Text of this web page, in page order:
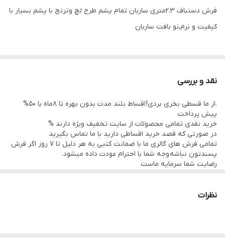
فرش دستباف 2.3متری ساربان تمام پشم طرح لچ وترنج با پشم بسیار با
کیفیت و نرم,نو بافت ساربان
نقد و بررسی
.از ما قسطی بخری بردی! اقساط بلند مدت بدون بهره تا 8ماه با 50%
پیش پرداخت
خرید نقدی تمامی محصولات از سایت تخفیف ویژه دارند %
در صورتی که قصد خرید اقساطی دارید با ما تماس بگیرید
تمامی فرش های گالری ما با ضمانت کتبی به هر دلیل تا 7 روز اگر فرش
پسندتون نباشه وجه شما با احترام عودت داده میشود.
رضایت شما سرمایه ماست
از فلسطین اشعالی) پذیرفته میشود
نظرات